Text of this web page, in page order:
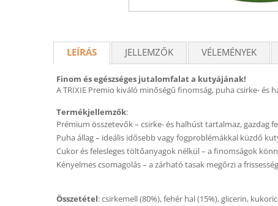
LEÍRÁS JELLEMZŐK VÉLEMÉNYEK
Finom és egészséges jutalomfalat a kutyájának!
A TRIXIE Premio kiváló minőségű finomság, puha csirke-
Termékjellemzők:
Prémium összetevők – csirke- és halhúst tartalmaz,
Puha állag – ideális idősebb vagy fogproblémákkal küzdő
Cukor és felesleges töltőanyagok nélkül – a finomságok
Kényelmes csomagolás – a zárható tasak megőrzi a
Összetétel: csirkemell (80%), fehér hal (15%), glicerin,